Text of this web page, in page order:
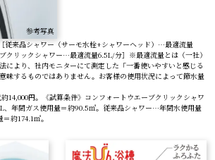
参考写真
従来品シャワー（サーモ水栓+シャワーヘッド）…最適流量
クリックシャワー…最適流量6.5L/分］※最適流量とは（一社）
により、社内モニターにて測定した「一番使いやすいと感じる
味するものではありません。お客様の使用状況によって節水量
14,000円。《試算条件》コンフォートウエーブクリックシャワ
年間ガス使用量＝約90.5㎥。従来品シャワー…年間水使用量
約174.1㎥。